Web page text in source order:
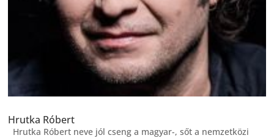
Hrutka Róbert
Hrutka Róbert neve jól cseng a magyar-, sőt a nemzetközi